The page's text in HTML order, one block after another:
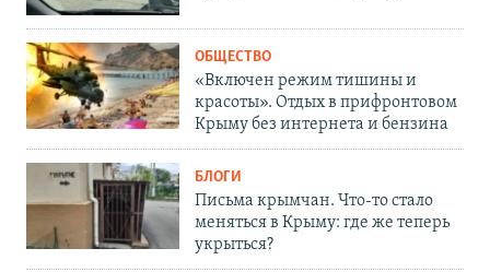
ОБЩЕСТВО
«Включен режим тишины и
красоты». Отдых в прифронтовом
Крыму без интернета и бензина
БЛОГИ
Письма крымчан. Что-то стало
меняться в Крыму: где же теперь
укрыться?